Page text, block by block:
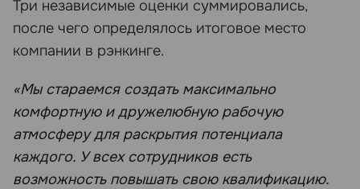
Три независимые оценки суммировались,
после чего определялось итоговое место
компании в рэнкинге.
«Мы стараемся создать максимально
комфортную и дружелюбную рабочую
атмосферу для раскрытия потенциала
каждого. У всех сотрудников есть
возможность повышать свою квалификацию.